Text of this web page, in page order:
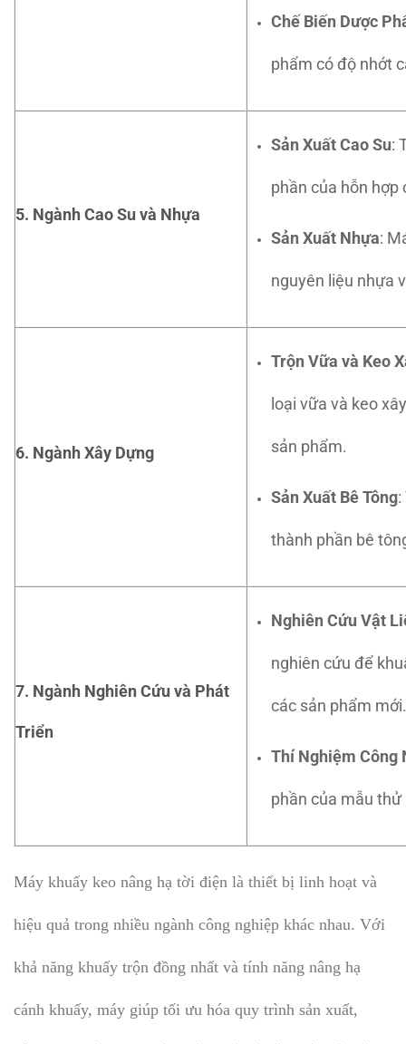
Chế Biến Dược
phẩm có độ nhớt
5. Ngành Cao Su và Nhựa
Sản Xuất Cao Su:
phần của hỗn
Sản Xuất Nhựa:
nguyên liệu nhựa
6. Ngành Xây Dựng
Trộn Vữa và Keo
loại vữa và keo
sản phẩm.
Sản Xuất Bê Tông:
thành phần bê
7. Ngành Nghiên Cứu và Phát
Triển
Nghiên Cứu Vật
nghiên cứu để
các sản phẩm mới.
Thí Nghiệm Công
phần của mẫu
Máy khuấy keo nâng hạ tời điện là thiết bị linh hoạt và
hiệu quả trong nhiều ngành công nghiệp khác nhau. Với
khả năng khuấy trộn đồng nhất và tính năng nâng hạ
cánh khuấy, máy giúp tối ưu hóa quy trình sản xuất,